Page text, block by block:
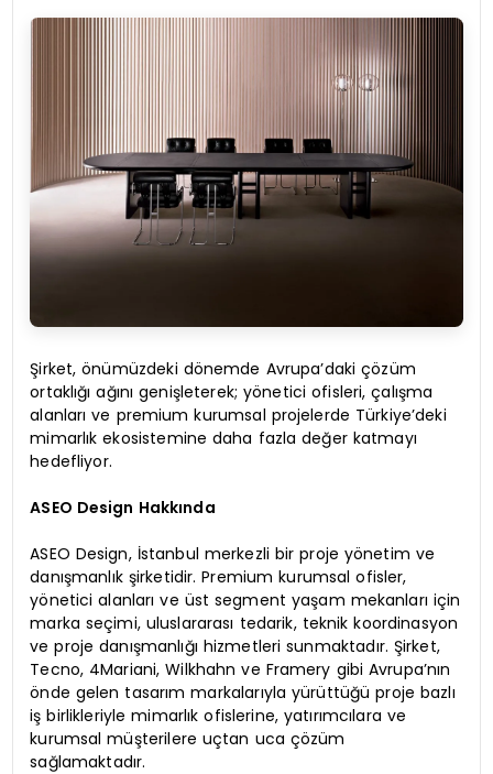
Şirket, önümüzdeki dönemde Avrupa’daki çözüm
ortaklığı ağını genişleterek; yönetici ofisleri, çalışma
alanları ve premium kurumsal projelerde Türkiye’deki
mimarlık ekosistemine daha fazla değer katmayı
hedefliyor.
ASEO Design Hakkında
ASEO Design, İstanbul merkezli bir proje yönetim ve
danışmanlık şirketidir. Premium kurumsal ofisler,
yönetici alanları ve üst segment yaşam mekanları için
marka seçimi, uluslararası tedarik, teknik koordinasyon
ve proje danışmanlığı hizmetleri sunmaktadır. Şirket,
Tecno, 4Mariani, Wilkhahn ve Framery gibi Avrupa’nın
önde gelen tasarım markalarıyla yürüttüğü proje bazlı
iş birlikleriyle mimarlık ofislerine, yatırımcılara ve
kurumsal müşterilere uçtan uca çözüm
sağlamaktadır.